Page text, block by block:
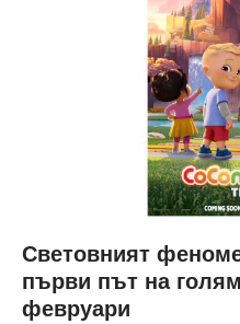
Световният
първи път на
февруари